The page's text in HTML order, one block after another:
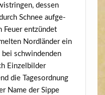
des­sen
Schnee auf­ge­
Feu­er ent­zün­det
Nord­län­der ein
schwin­den­den
Ein­zel­bil­der
die Tages­ord­nung
Name der Sip­pe